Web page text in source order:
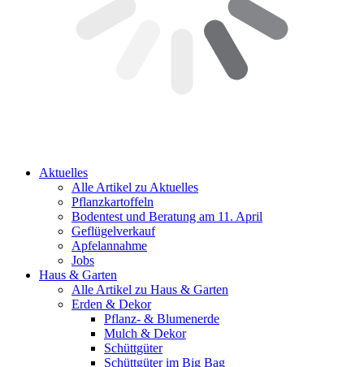
Aktuelles
Alle Artikel zu Aktuelles
Pflanzkartoffeln
Bodentest und Beratung am 11. April
Geflügelverkauf
Apfelannahme
Jobs
Haus & Garten
Alle Artikel zu Haus & Garten
Erden & Dekor
Pflanz- & Blumenerde
Mulch & Dekor
Schüttgüter
Schüttgüter im Big Bag